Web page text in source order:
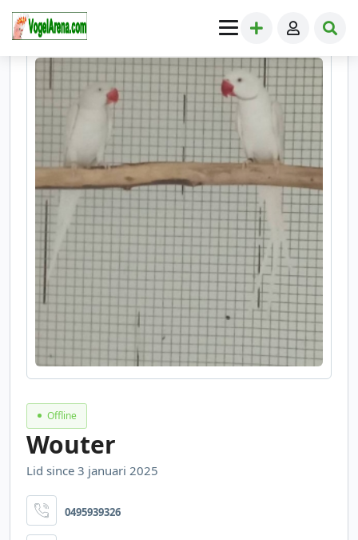
Offline
Wouter
Lid since 3 januari 2025
0495939326